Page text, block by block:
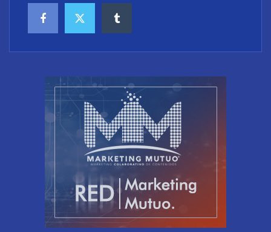
El riesgo oculto del verano en el puesto de trabajo:
accesos que no caducan